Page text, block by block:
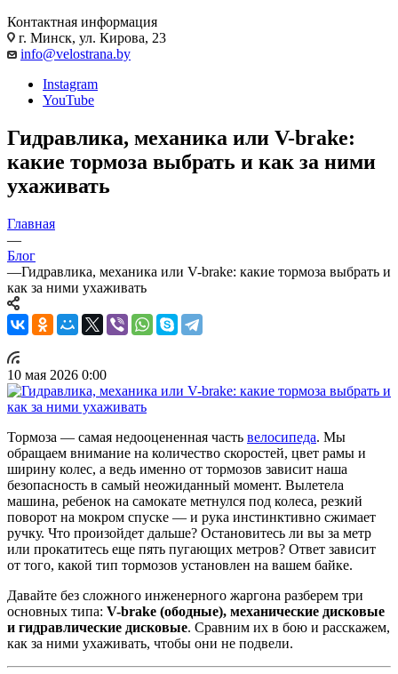
Контактная информация
г. Минск, ул. Кирова, 23
info@velostrana.by
Instagram
YouTube
Гидравлика, механика или V-brake:
какие тормоза выбрать и как за ними
ухаживать
Главная
—
Блог
—Гидравлика, механика или V-brake: какие тормоза выбрать и
как за ними ухаживать
10 мая 2026 0:00
Тормоза — самая недооцененная часть велосипеда. Мы
обращаем внимание на количество скоростей, цвет рамы и
ширину колес, а ведь именно от тормозов зависит наша
безопасность в самый неожиданный момент. Вылетела
машина, ребенок на самокате метнулся под колеса, резкий
поворот на мокром спуске — и рука инстинктивно сжимает
ручку. Что произойдет дальше? Остановитесь ли вы за метр
или прокатитесь еще пять пугающих метров? Ответ зависит
от того, какой тип тормозов установлен на вашем байке.
Давайте без сложного инженерного жаргона разберем три
основных типа: V-brake (ободные), механические дисковые
и гидравлические дисковые. Сравним их в бою и расскажем,
как за ними ухаживать, чтобы они не подвели.